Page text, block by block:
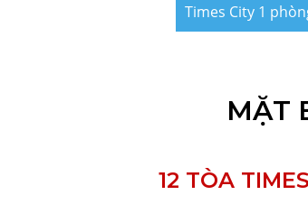
Times City 1
MẶT
12 TÒA